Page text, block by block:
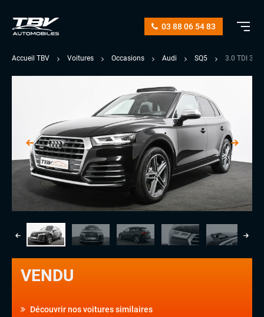
03 88 06 54 83
Accueil TBV Voitures Occasions Audi SQ5 3.0 TDI 347
VENDU
Découvrir nos voitures similaires